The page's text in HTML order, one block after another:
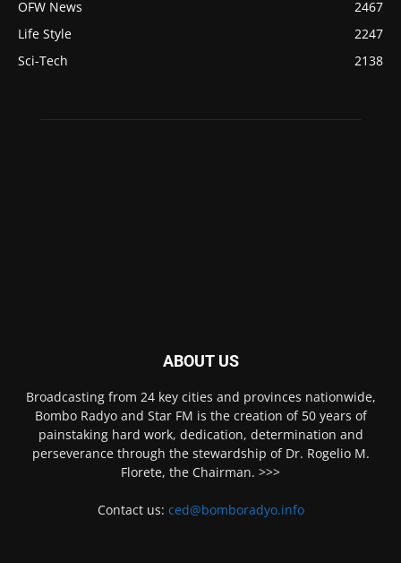
OFW News
2467
Life Style
2247
Sci-Tech
2138
ABOUT US
Broadcasting from 24 key cities and provinces nationwide,
Bombo Radyo and Star FM is the creation of 50 years of
painstaking hard work, dedication, determination and
perseverance through the stewardship of Dr. Rogelio M.
Florete, the Chairman. >>>
Contact us: ced@bomboradyo.info